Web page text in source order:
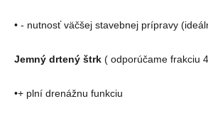
• - nutnosť väčšej stavebnej prípravy
Jemný drtený štrk ( odporúčame frakciu
•+ plní drenážnu funkciu